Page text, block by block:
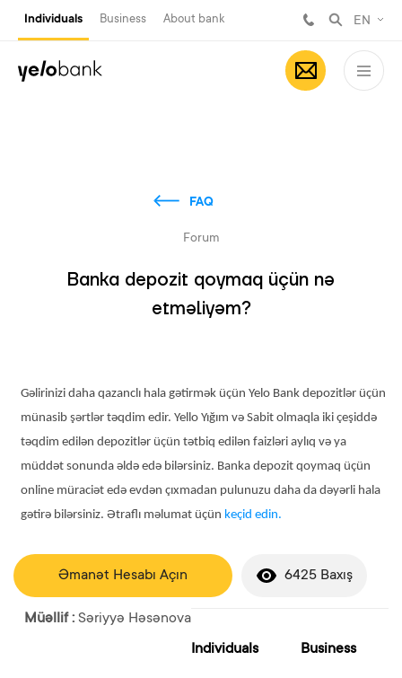
Individuals Business About bank EN
FAQ
Forum
Banka depozit qoymaq üçün nə
etməliyəm?
Gəlirinizi daha qazanclı hala gətirmək üçün Yelo Bank depozitlər üçün
münasib şərtlər təqdim edir. Yello Yığım və Sabit olmaqla iki çeşiddə
təqdim edilən depozitlər üçün tətbiq edilən faizləri aylıq və ya
müddət sonunda əldə edə bilərsiniz. Banka depozit qoymaq üçün
online müraciət edə evdən çıxmadan pulunuzu daha da dəyərli hala
gətirə bilərsiniz. Ətraflı məlumat üçün keçid edin.
Əmanət Hesabı Açın 6425 Baxış
Müəllif : Səriyyə Həsənova
Individuals
Business